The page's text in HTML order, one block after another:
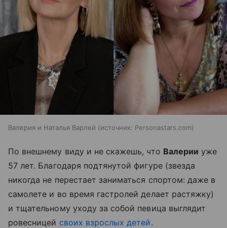
Валерия и Наталья Варлей источник: Personastars.com
По внешнему виду и не скажешь, что Валерии уже
57 лет. Благодаря подтянутой фигуре (звезда
никогда не перестает заниматься спортом: даже в
самолете и во время гастролей делает растяжку)
и тщательному уходу за собой певица выглядит
ровесницей своих взрослых детей.